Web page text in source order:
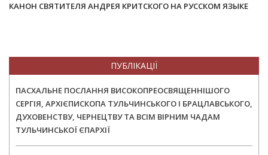
КАНОН СВЯТИТЕЛЯ АНДРЕЯ КРИТСКОГО НА РУССКОМ ЯЗЫКЕ
ПУБЛІКАЦІЇ
ПАСХАЛЬНЕ ПОСЛАННЯ ВИСОКОПРЕОСВЯЩЕННІШОГО
СЕРГІЯ, АРХІЄПИСКОПА ТУЛЬЧИНСЬКОГО І БРАЦЛАВСЬКОГО,
ДУХОВЕНСТВУ, ЧЕРНЕЦТВУ ТА ВСІМ ВІРНИМ ЧАДАМ
ТУЛЬЧИНСЬКОЇ ЄПАРХІЇ